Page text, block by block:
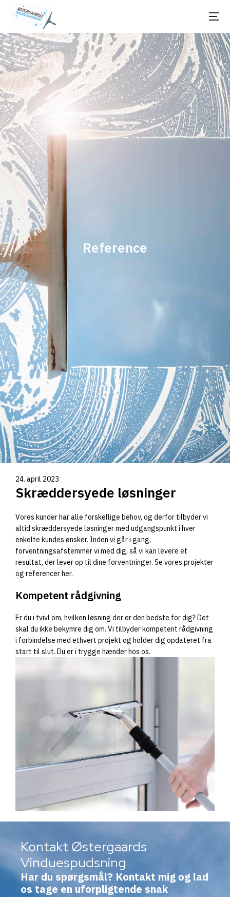
Reference
24. april 2023
Skræddersyede løsninger
Vores kunder har alle forskellige behov, og derfor tilbyder vi
altid skræddersyede løsninger med udgangspunkt i hver
enkelte kundes ønsker. Inden vi går i gang,
forventningsafstemmer vi med dig, så vi kan levere et
resultat, der lever op til dine forventninger. Se vores projekter
og referencer her.
Kompetent rådgivning
Er du i tvivl om, hvilken løsning der er den bedste for dig? Det
skal du ikke bekymre dig om. Vi tilbyder kompetent rådgivning
i forbindelse med ethvert projekt og holder dig opdateret fra
start til slut. Du er i trygge hænder hos os.
Kontakt Østergaards
Vinduespudsning
Har du spørgsmål? Kontakt mig og lad
os tage en uforpligtende snak